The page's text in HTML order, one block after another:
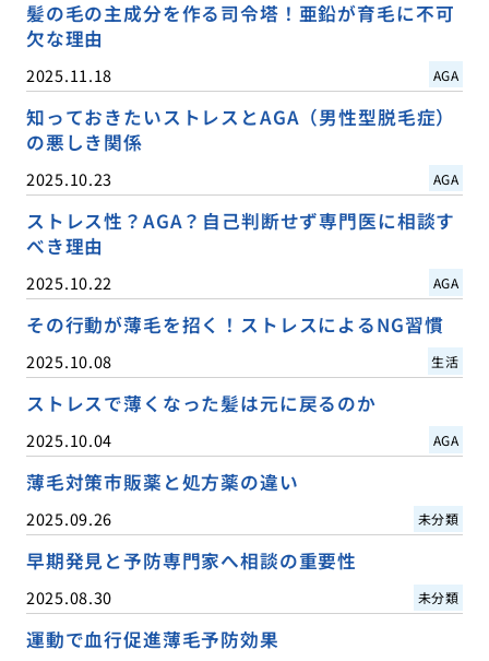
髪の毛の主成分を作る司令塔！亜鉛が育毛に不可
欠な理由
2025.11.18 AGA
知っておきたいストレスとAGA（男性型脱毛症）
の悪しき関係
2025.10.23 AGA
ストレス性？AGA？自己判断せず専門医に相談す
べき理由
2025.10.22 AGA
その行動が薄毛を招く！ストレスによるNG習慣
2025.10.08 生活
ストレスで薄くなった髪は元に戻るのか
2025.10.04 AGA
薄毛対策市販薬と処方薬の違い
2025.09.26 未分類
早期発見と予防専門家へ相談の重要性
2025.08.30 未分類
運動で血行促進薄毛予防効果